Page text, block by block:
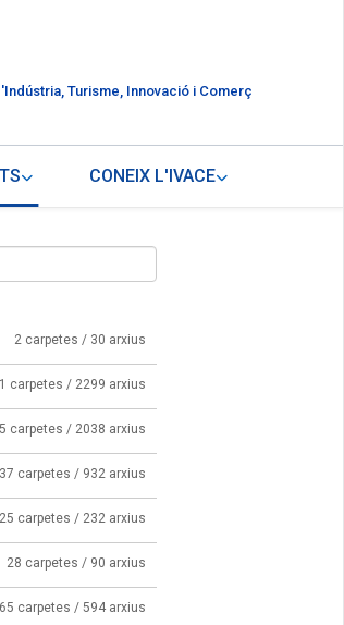
Turisme, Innovació i Comerç
CONEIX L'IVACE
2 carpetes / 30 arxius
carpetes / 2299 arxius
carpetes / 2038 arxius
carpetes / 932 arxius
25 carpetes / 232 arxius
28 carpetes / 90 arxius
65 carpetes / 594 arxius